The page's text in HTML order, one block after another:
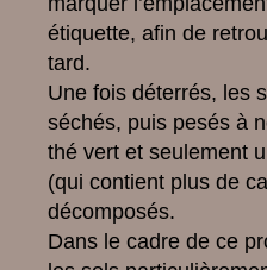
étiquette, afin de
tard.
Une fois déterrés, les
séchés, puis pesés à
thé vert et seulement
(qui contient plus de
décomposés.
Dans le cadre de ce